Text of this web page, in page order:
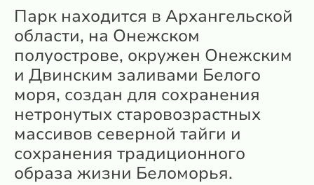
Парк находится в Архангельской
области, на Онежском
полуострове, окружен Онежским
и Двинским заливами Белого
моря, создан для сохранения
нетронутых старовозрастных
массивов северной тайги и
сохранения традиционного
образа жизни Беломорья.